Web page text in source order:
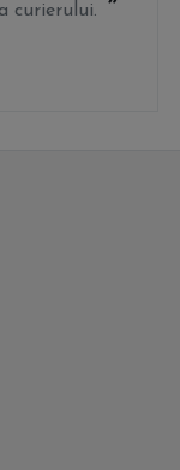
curierului.